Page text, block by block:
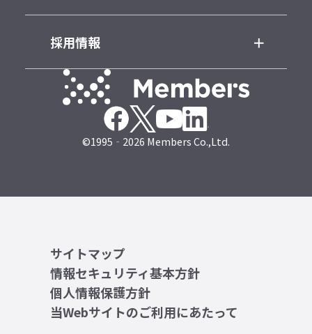
採用情報
©1995‐2026 Members Co.,Ltd.
サイトマップ
情報セキュリティ基本方針
個人情報保護方針
当Webサイトのご利用にあたって